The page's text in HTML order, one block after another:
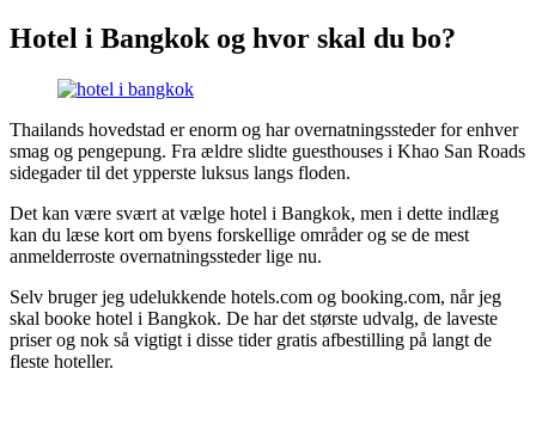
Hotel i Bangkok og hvor skal du bo?
Thailands hovedstad er enorm og har overnatningssteder for enhver
smag og pengepung. Fra ældre slidte guesthouses i Khao San Roads
sidegader til det ypperste luksus langs floden.
Det kan være svært at vælge hotel i Bangkok, men i dette indlæg
kan du læse kort om byens forskellige områder og se de mest
anmelderroste overnatningssteder lige nu.
Selv bruger jeg udelukkende hotels.com og booking.com, når jeg
skal booke hotel i Bangkok. De har det største udvalg, de laveste
priser og nok så vigtigt i disse tider gratis afbestilling på langt de
fleste hoteller.